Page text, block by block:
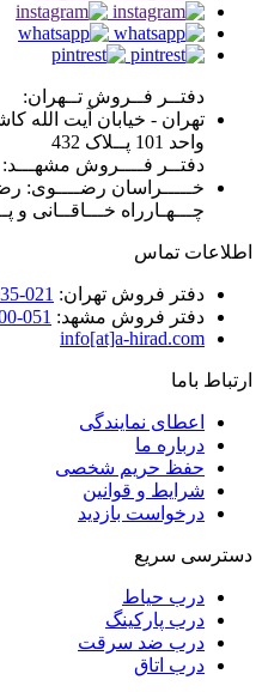
دفتــر فــروش تــهران:
واحد 101 پــلاک 432
دفتــر فــــروش مشهـــد:
خـــــراسان رضــــوی:
چـــهـارراه خـــاقــانی و پــــیروزی
اطلاعات تماس
دفتر فروش تهران: 021-44088935
دفتر فروش مشهد: 051-38387100 | 051-38387200
info[at]a-hirad.com
ارتباط باما
اعطای نمایندگی
درباره ما
حفظ حریم شخصی
شرایط و قوانین
درخواست بازدید
دسترسی سریع
درب حیاط
درب پارکینگ
درب ضد سرقت
درب اتاق